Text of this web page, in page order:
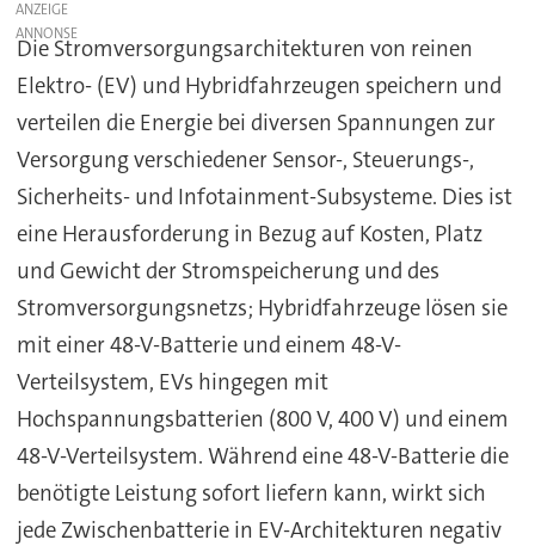
ANZEIGE
Die Stromversorgungsarchitekturen von reinen
Elektro- (EV) und Hybridfahrzeugen speichern und
verteilen die Energie bei diversen Spannungen zur
Versorgung verschiedener Sensor-, Steuerungs-,
Sicherheits- und Infotainment-Subsysteme. Dies ist
eine Herausforderung in Bezug auf Kosten, Platz
und Gewicht der Stromspeicherung und des
Stromversorgungsnetzs; Hybridfahrzeuge lösen sie
mit einer 48-V-Batterie und einem 48-V-
Verteilsystem, EVs hingegen mit
Hochspannungsbatterien (800 V, 400 V) und einem
48-V-Verteilsystem. Während eine 48-V-Batterie die
benötigte Leistung sofort liefern kann, wirkt sich
jede Zwischenbatterie in EV-Architekturen negativ